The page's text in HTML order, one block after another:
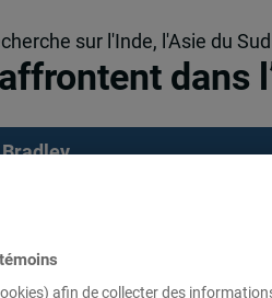
sur l'Inde, l'Asie du
dans
pleine pandémie ?
et la Chine se sont
afin de collecter des